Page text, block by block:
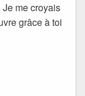
Je me croyais
grâce à toi